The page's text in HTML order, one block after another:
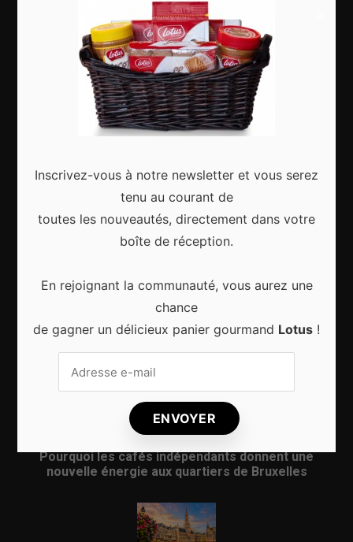
Food & drinks
Articles récents
Les Meilleurs Événements Culturels à Découvrir à
Bruxelles Toute l’Année
Les meilleures activités culturelles à Bruxelles
pour vivre la ville autrement
Pourquoi les cafés indépendants donnent une
nouvelle énergie aux quartiers de Bruxelles
Inscrivez-vous à notre newsletter et vous serez
tenu au courant de
toutes les nouveautés, directement dans votre
boîte de réception.
En rejoignant la communauté, vous aurez une
chance
de gagner un délicieux panier gourmand Lotus !